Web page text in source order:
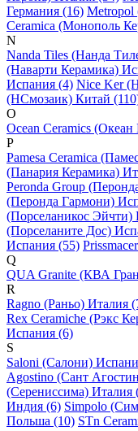
Германия (16) Metropol
Ceramica (Монополь
N
Nanda Tiles (Нанда
(Наварти Керамика)
Испания (4) Nice Ker
(НСмозаик) Китай
O
Ocean Ceramics
P
Pamesa Ceramica
(Панария Керамика)
Peronda Group
(Перонда Гармони)
(Порселаникос Эйчти)
(Порселаните Дос)
Испания (55)
Q
QUA Granite (КВА
R
Ragno (Раньо) Италия
Rex Ceramiche (Рэкс
Испания (6)
S
Saloni (Салони)
Agostino (Сант
(Серениссима) Италия
Индия (6) Simpolo
Польша (10) STn